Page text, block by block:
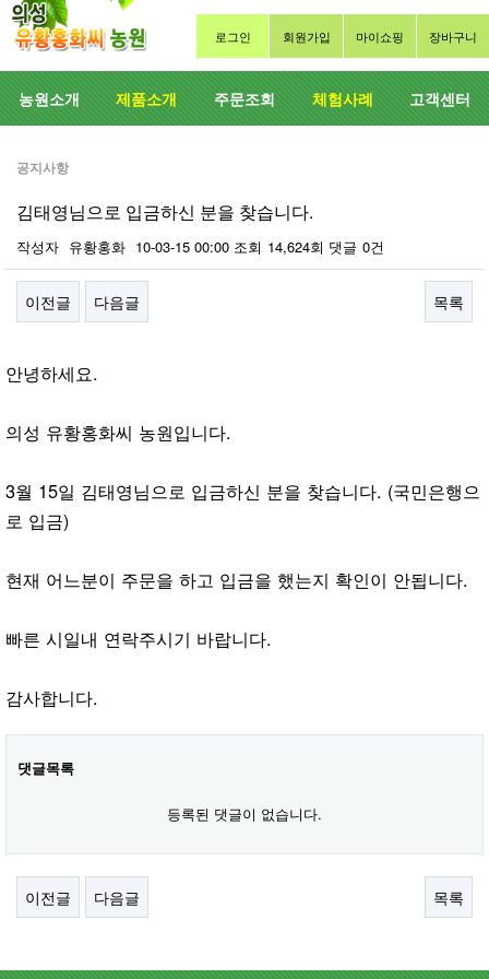
로그인 회원가입 마이쇼핑 장바구니
농원소개 제품소개 주문조회 체험사례 고객센터
공지사항
김태영님으로 입금하신 분을 찾습니다.
작성자 유황홍화 10-03-15 00:00 조회 14,624회 댓글 0건
이전글 다음글 목록
안녕하세요.
의성 유황홍화씨 농원입니다.
3월 15일 김태영님으로 입금하신 분을 찾습니다. (국민은행으
로 입금)
현재 어느분이 주문을 하고 입금을 했는지 확인이 안됩니다.
빠른 시일내 연락주시기 바랍니다.
감사합니다.
댓글목록
등록된 댓글이 없습니다.
이전글 다음글 목록